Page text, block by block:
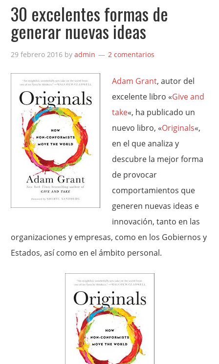
30 excelentes formas de
generar nuevas ideas
29 febrero 2016 byadmin 2 comentarios
Adam Grant, autor del
excelente libro «Give and
take«, ha publicado un
nuevo libro, «Originals«,
en el que analiza y
descubre la mejor forma
de provocar
comportamientos que
generen nuevas ideas e
innovación, tanto en las
organizaciones y empresas, como en los Gobiernos y
Estados, así como en el ámbito personal.